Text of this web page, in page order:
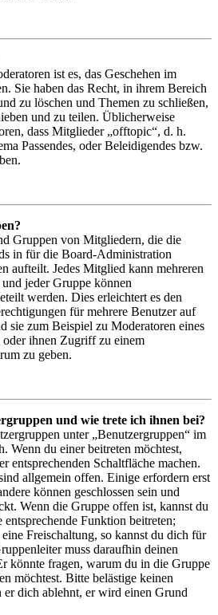
ist es, das Geschehen im
Sie haben das Recht, in ihrem Bereich
zu löschen und Themen zu schließen,
und zu teilen. Üblicherweise
dass Mitglieder „offtopic“, d. h.
Passendes, oder Beleidigendes bzw.
Gruppen von Mitgliedern, die die
in für die Board-Administration
aufteilt. Jedes Mitglied kann mehreren
jeder Gruppe können
werden. Dies erleichtert es den
für mehrere Benutzer auf
sie zum Beispiel zu Moderatoren eines
oder ihnen Zugriff zu einem
zu geben.
und wie trete ich ihnen bei?
unter „Benutzergruppen“ im
Wenn du einer beitreten möchtest,
entsprechenden Schaltfläche machen.
allgemein offen. Einige erfordern erst
können geschlossen sein und
Wenn die Gruppe offen ist, kannst du
Funktion beitreten;
Freischaltung, so kannst du dich für
muss daraufhin deinen
könnte fragen, warum du in die Gruppe
möchtest. Bitte belästige keinen
er dich ablehnt, er wird einen Grund